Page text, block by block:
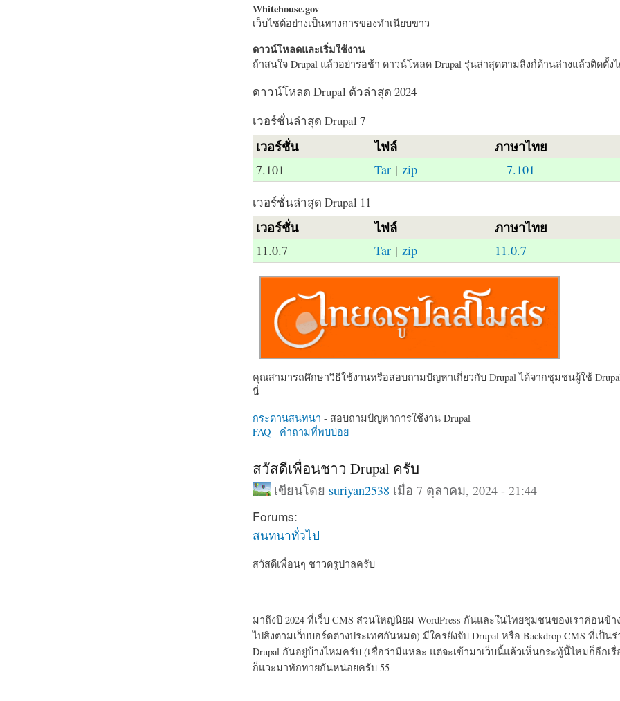
Whitehouse.gov
เว็บไซต์อย่างเป็นทางการของทำเนียบขาว
ดาวน์โหลดและเริ่มใช้งาน
ถ้าสนใจ Drupal แล้วอย่ารอช้า ดาวน์โหลด Drupal รุ่นล่าสุดตามลิงก์ด้านล่างแล้วติดตั้ง
ดาวน์โหลด Drupal ตัวล่าสุด 2024
เวอร์ชั่นล่าสุด Drupal 7
เวอร์ชั่น ไฟล์ ภาษาไทย
7.101 Tar| zip 7.101
เวอร์ชั่นล่าสุด Drupal 11
เวอร์ชั่น ไฟล์ ภาษาไทย
11.0.7 Tar| zip 11.0.7
คุณสามารถศึกษาวิธีใช้งานหรือสอบถามปัญหาเกี่ยวกับ Drupal ได้จากชุมชนผู้ใช้
นี่
กระดานสนทนา - สอบถามปัญหาการใช้งาน Drupal
FAQ - คำถามที่พบบ่อย
สวัสดีเพื่อนชาว Drupal ครับ
เขียนโดย suriyan2538 เมื่อ 7 ตุลาคม, 2024 - 21:44
Forums:
สนทนาทั่วไป
สวัสดีเพื่อนๆ ชาวดรูปาลครับ
มาถึงปี 2024 ที่เว็บ CMS ส่วนใหญ่นิยม WordPress กันและในไทยชุมชนของเราค่อนข้า
ไปสิงตามเว็บบอร์ดต่างประเทศกันหมด) มีใครยังจับ Drupal หรือ Backdrop CMS ที่เป็น
Drupal กันอยู่บ้างไหมครับ (เชื่อว่ามีแหละ แต่จะเข้ามาเว็บนี้แล้วเห็นกระทู้นี้ไหมก็อีกเรื่
ก็แวะมาทักทายกันหน่อยครับ 55